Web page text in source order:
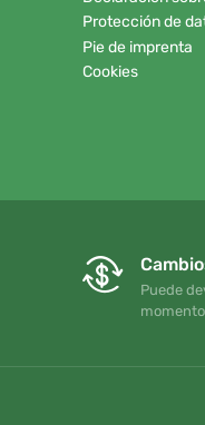
Protección de
Pie de imprenta
Cookies
Puede